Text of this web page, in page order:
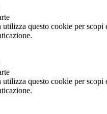
utilizza questo cookie per scopi
utilizza questo cookie per scopi